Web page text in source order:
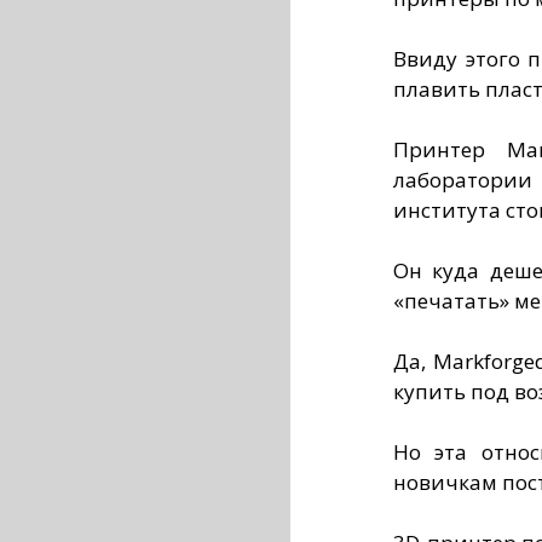
Ввиду этого
плавить
Принтер
лаборатории
института
Он куда
«печатать»
Да,
купить под
Но эта
новичкам